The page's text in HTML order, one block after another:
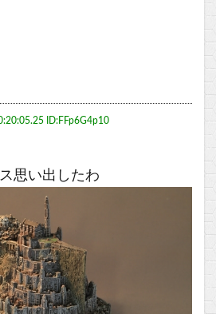
ID:FFp6G4p10
思い出したわ